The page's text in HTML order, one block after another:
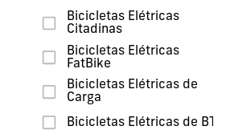
Bicicletas Elétricas
Citadinas
Bicicletas Elétricas
FatBike
Bicicletas Elétricas de
Carga
Bicicletas Elétricas de BTT